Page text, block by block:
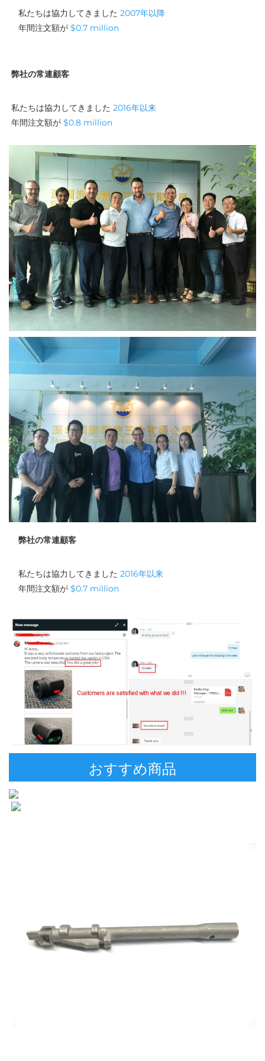
私たちは協力してきました 2007年以降
年間注文額が $0.7 million
弊社の常連顧客
私たちは協力してきました 2016年以来
年間注文額が $0.8 million
弊社の常連顧客
私たちは協力してきました 2016年以来
年間注文額が $0.7 million
おすすめ商品